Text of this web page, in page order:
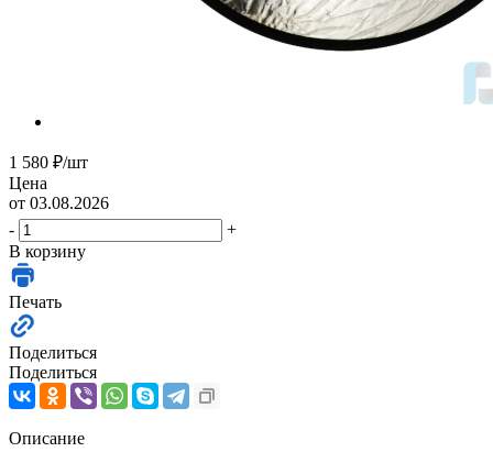
1 580 ₽/шт
Цена
от 03.08.2026
-
+
В корзину
Печать
Поделиться
Поделиться
Описание